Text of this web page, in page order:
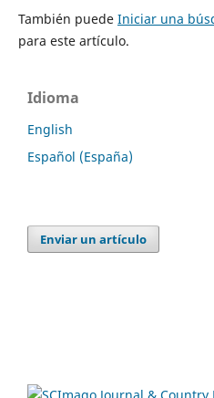
También puede Iniciar una
para este artículo.
Idioma
English
Español (España)
Enviar un artículo